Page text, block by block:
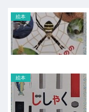
絵本
絵本